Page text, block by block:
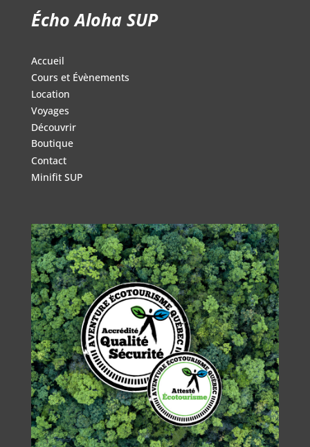
Écho Aloha SUP
Accueil
Cours et Évènements
Location
Voyages
Découvrir
Boutique
Contact
Minifit SUP